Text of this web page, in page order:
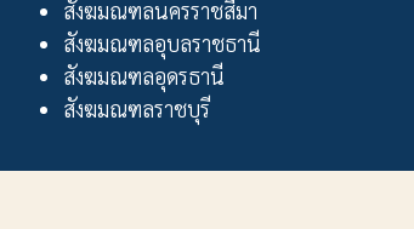
สังฆมณฑลนครราชสีมา
สังฆมณฑลอุบลราชธานี
สังฆมณฑลอุดรธานี
สังฆมณฑลราชบุรี